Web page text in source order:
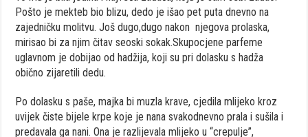
Pošto je mekteb bio blizu, dedo je išao pet puta dnevno na
zajedničku molitvu. Još dugo,dugo nakon njegova prolaska,
mirisao bi za njim čitav seoski sokak.Skupocjene parfeme
uglavnom je dobijao od hadžija, koji su pri dolasku s hadža
obično zijaretili dedu.
Po dolasku s paše, majka bi muzla krave, cjedila mlijeko kroz
uvijek čiste bijele krpe koje je nana svakodnevno prala i sušila i
predavala ga nani. Ona je razlijevala mlijeko u “crepulje”,